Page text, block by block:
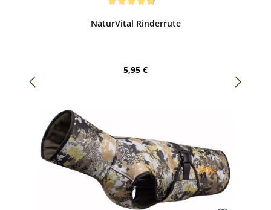
NaturVital Rinderrute
Regulärer Preis:
5,95 €